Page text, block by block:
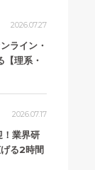
2026.07.27
ライン・
理系・
2026.07.17
！業界研
る2時間